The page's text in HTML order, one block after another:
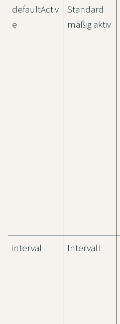
defaultActiv
e
Standard
mäßig aktiv
interval Intervall